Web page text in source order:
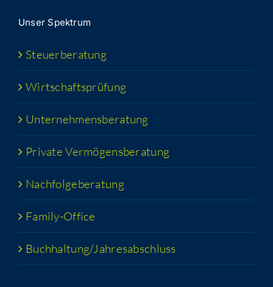
Unser Spek­trum
Steu­er­be­ra­tung
Wirt­schafts­prü­fung
Unter­neh­mens­be­ra­tung
Pri­va­te Vermögensberatung
Nach­fol­ge­be­ra­tung
Fami­­ly-Office
Buchhaltung/​​Jahresabschluss